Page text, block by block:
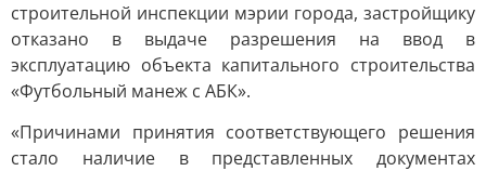
строительной инспекции мэрии города, застройщику
отказано в выдаче разрешения на ввод в
эксплуатацию объекта капитального строительства
«Футбольный манеж с АБК».
«Причинами принятия соответствующего решения
стало наличие в представленных документах